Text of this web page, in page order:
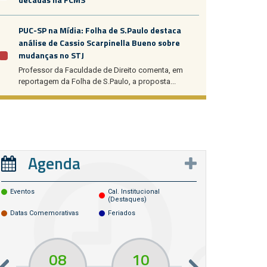
PUC-SP na Mídia: Folha de S.Paulo destaca
análise de Cassio Scarpinella Bueno sobre
mudanças no STJ
Professor da Faculdade de Direito comenta, em
reportagem da Folha de S.Paulo, a proposta...
Agenda
Eventos
Cal. Institucional
(destaques)
Datas Comemorativas
Feriados
08 10